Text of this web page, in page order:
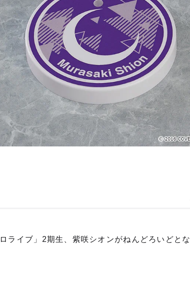
ライブ」2期生、紫咲シオンがねんどろいどとな